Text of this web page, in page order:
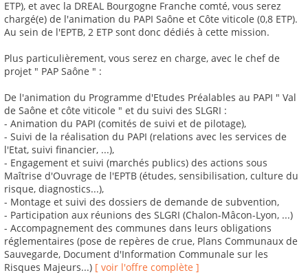
ETP), et avec la DREAL Bourgogne Franche comté, vous serez
chargé(e) de l'animation du PAPI Saône et Côte viticole (0,8 ETP).
Au sein de l'EPTB, 2 ETP sont donc dédiés à cette mission.
Plus particulièrement, vous serez en charge, avec le chef de
projet " PAP Saône " :
De l'animation du Programme d'Etudes Préalables au PAPI " Val
de Saône et côte viticole " et du suivi des SLGRI :
- Animation du PAPI (comités de suivi et de pilotage),
- Suivi de la réalisation du PAPI (relations avec les services de
l'Etat, suivi financier, ...),
- Engagement et suivi (marchés publics) des actions sous
Maîtrise d'Ouvrage de l'EPTB (études, sensibilisation, culture du
risque, diagnostics...),
- Montage et suivi des dossiers de demande de subvention,
- Participation aux réunions des SLGRI (Chalon-Mâcon-Lyon, ...)
- Accompagnement des communes dans leurs obligations
réglementaires (pose de repères de crue, Plans Communaux de
Sauvegarde, Document d'Information Communale sur les
Risques Majeurs...) [ voir l'offre complète ]